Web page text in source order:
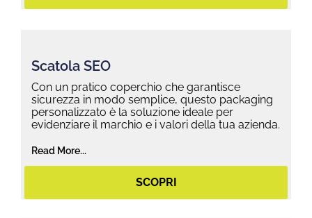
Scatola SEO
Con un pratico coperchio che garantisce
sicurezza in modo semplice, questo packaging
personalizzato è la soluzione ideale per
evidenziare il marchio e i valori della tua azienda.
Read More...
SCOPRI